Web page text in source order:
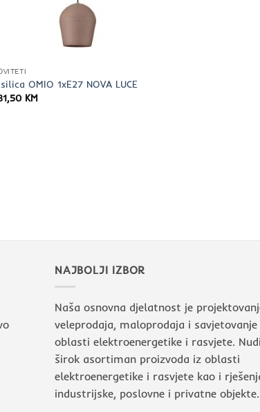
OMIO 1xE27 NOVA LUCE
KM
NAJBOLJI IZBOR
Naša osnovna djelatnost je
veleprodaja, maloprodaja i savjetovanje
oblasti elektroenergetike i rasvjete.
širok asortiman proizvoda iz oblasti
elektroenergetike i rasvjete kao i
industrijske, poslovne i privatne objekte.